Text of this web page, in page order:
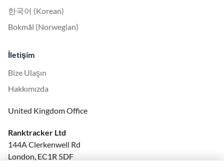
한국어 (Korean)
Bokmål (Norwegian)
İletişim
Bize Ulaşın
Hakkımızda
United Kingdom Office
Ranktracker Ltd
144A Clerkenwell Rd
London, EC1R 5DF